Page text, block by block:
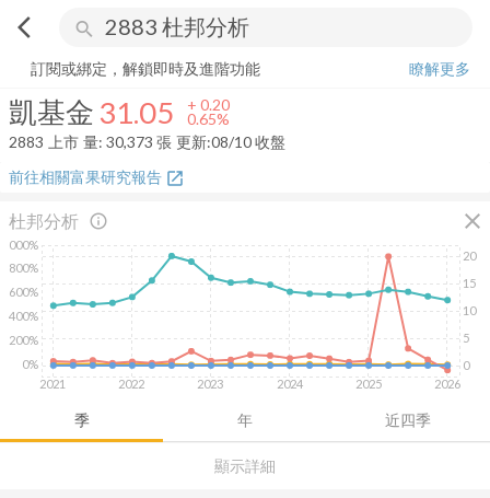
arrow_back_ios search
凱基金 31.05 + 0.65%
訂閱或綁定，解鎖即時及進階功能
瞭解更多
凱基金 31.05 + 0.20
0.65%
2883
上市 量: 30,373 張 更新:08/10 收盤
前往相關富果研究報告 open_in_new
杜邦分析 close
顯示詳細
info_outline
季 年 近四季
2021 2022 2023 2024 2025 2026
0
5
10
15
20
0%
200%
400%
600%
800%
1000%